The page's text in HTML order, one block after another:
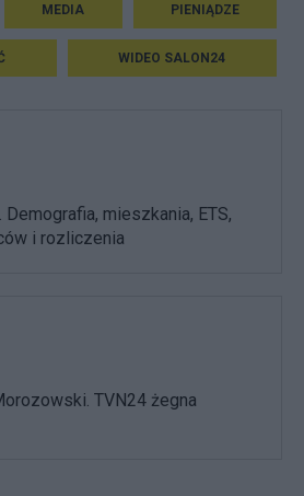
MEDIA PIENIĄDZE
WIDEO SALON24
mieszkania, ETS,
i rozliczenia
TVN24 żegna